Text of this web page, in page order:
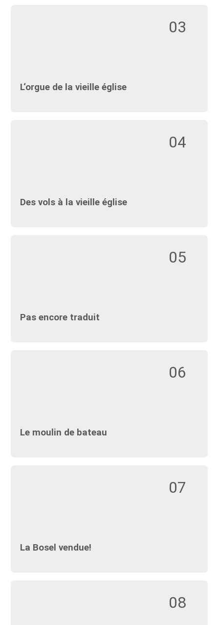
03
L‘orgue de la vieille église
04
Des vols à la vieille église
05
Pas encore traduit
06
Le moulin de bateau
07
La Bosel vendue!
08